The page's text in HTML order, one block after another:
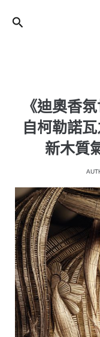
《迪奧香
自柯勒諾
新木質
Navigation